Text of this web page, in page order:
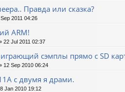
Правда или сказка?
2011 04:26
ARM!
22 Jul 2011 02:37
сэмплы прямо с SD
12 Sep 2010 06:24
с двумя я драми.
Jan 2010 19:12